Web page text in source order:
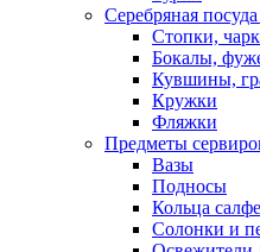
Серебряная
Стопки,
Бокалы,
Кувшины,
Кружки
Фляжки
Предметы
Вазы
Подносы
Кольца
Солонки и